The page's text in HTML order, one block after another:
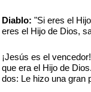
Diablo: "Si eres el
eres el Hijo de Dios,
¡Jesús es el
que era el Hijo de
dos: Le hizo una gran